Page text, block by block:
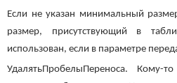
Если не указан минимальный
размер, присутствующий в
использован, если в параметре
УдалятьПробелыПереноса. Кому-